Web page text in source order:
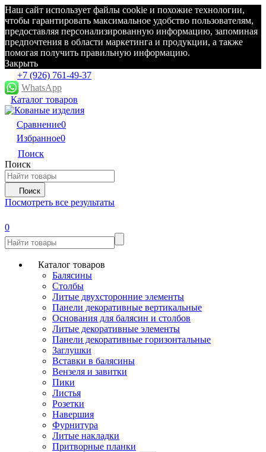
Наш сайт использует файлы cookie и похожие технологии,
чтобы гарантировать максимальное удобство пользователям,
предоставляя персонализированную информацию, запоминая
предпочтения в области маркетинга и продукции, а также
помогая получить правильную информацию.
Закрыть
+7 (926) 761-49-37
WhatsApp
Каталог товаров
Сравнение0
Избранное0
Поиск
Поиск
Поиск
Посмотреть все результаты
0
Каталог товаров
Балясины
Столбы
Литые двухсторонние элементы
Панели декоративные вертикальные
Основания для балясин и столбов
Литые декоративные элементы
Панели декоративные горизонтальные
Заглушки
Вставки в балясины
Вензеля и завитки
Пики
Листья
Розетки
Навершия
Фурнитура
Литые накладки
Притворные планки